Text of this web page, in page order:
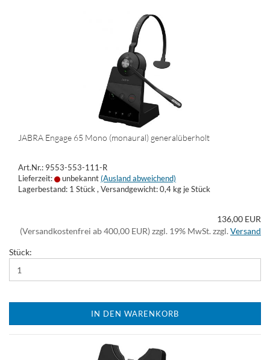
JABRA Engage 65 Mono (monaural) generalüberholt
Art.Nr.: 9553-553-111-R
Lieferzeit:
unbekannt(Ausland abweichend)
Lagerbestand: 1 Stück , Versandgewicht:0,4 kg je Stück
136,00 EUR
(Versandkostenfrei ab 400,00 EUR) zzgl. 19% MwSt. zzgl. Versand
Stück:
IN DEN WARENKORB